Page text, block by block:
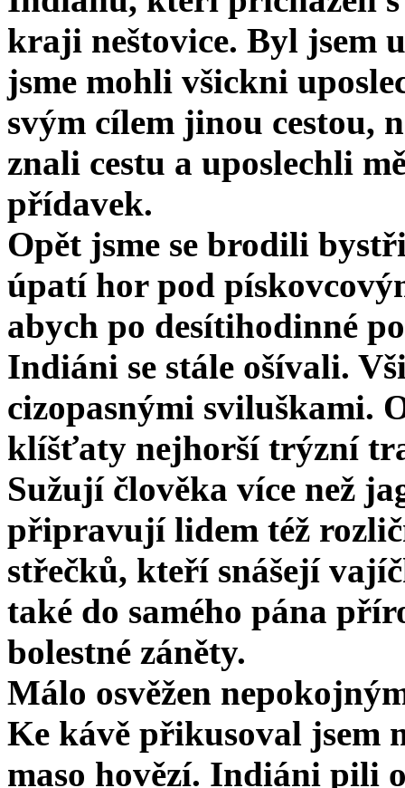
kraji neštovice. Byl jsem
jsme mohli všickni
svým cílem jinou cestou,
znali cestu a uposlechli
přídavek.
Opět jsme se brodili
úpatí hor pod
abych po desítihodinné
Indiáni se stále ošívali.
cizopasnými sviluškami.
klíšťaty nejhorší trýzní
Sužují člověka více než
připravují lidem též
střečků, kteří snášejí
také do samého pána
bolestné záněty.
Málo osvěžen
Ke kávě přikusoval jsem
maso hovězí. Indiáni pili